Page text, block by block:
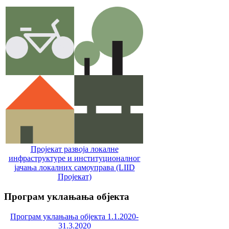
Пројекат развоја локалне
инфраструктуре и институционалног
јачања локалних самоуправa (LIID
Пројекат)
Програм уклањања објекта
Програм уклањања објекта 1.1.2020-
31.3.2020